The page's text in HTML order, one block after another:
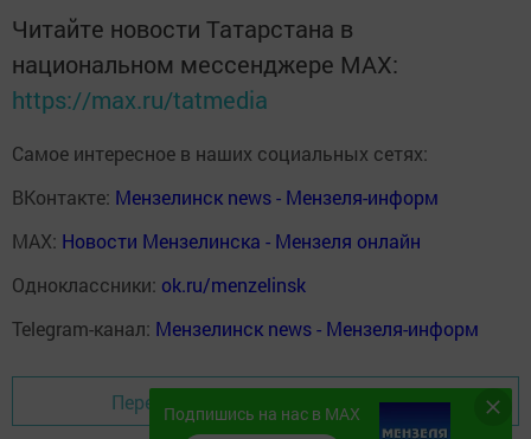
Читайте новости Татарстана в
национальном мессенджере MАХ:
https://max.ru/tatmedia
Самое интересное в наших социальных сетях:
ВКонтакте: Мензелинск news - Мензеля-информ
MAX: Новости Мензелинска - Мензеля онлайн
Одноклассники: ok.ru/menzelinsk
Telegram-канал: Мензелинск news - Мензеля-информ
Перейти на страницу новости
Подпишись на нас в MAX